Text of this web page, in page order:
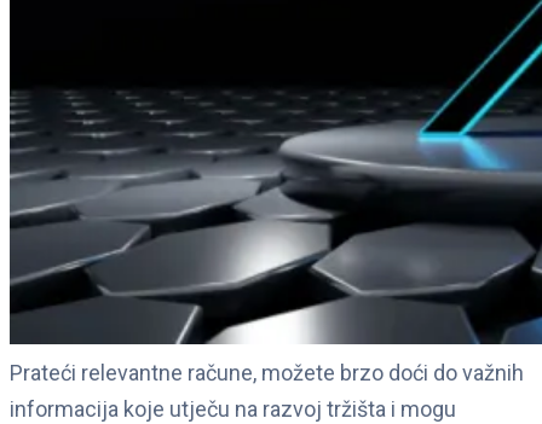
Prateći relevantne račune, možete brzo doći do važnih
informacija koje utječu na razvoj tržišta i mogu